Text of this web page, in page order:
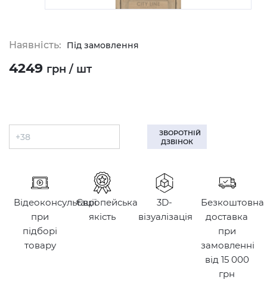
Наявність: Під замовлення
4249 грн / шт
ЗВОРОТНІЙ
ДЗВІНОК
Відеоконсультації
при
підборі
товару
Європейська
якість
3D-
візуалізація
Безкоштовна
доставка
при
замовленні
від 15 000
грн